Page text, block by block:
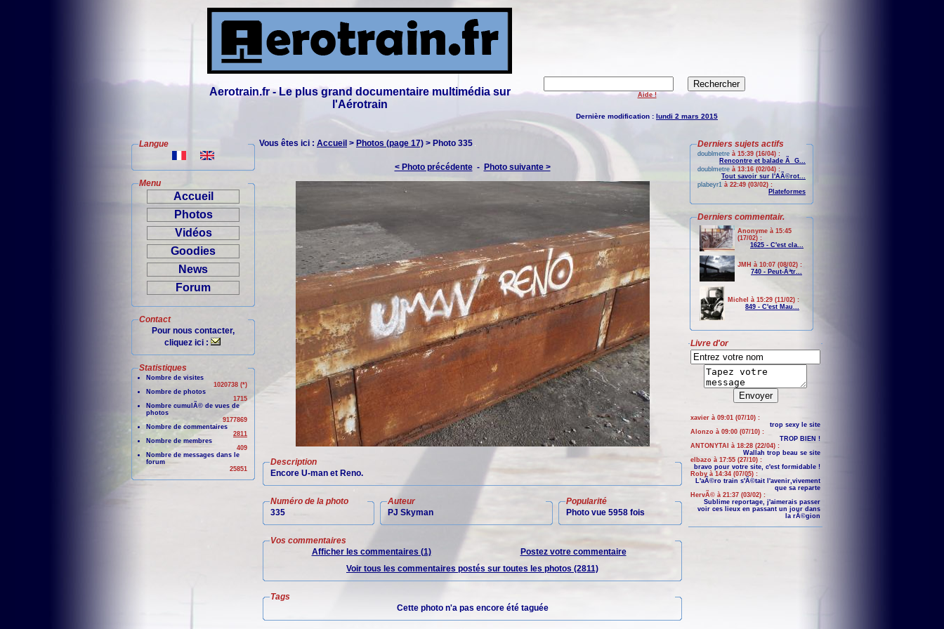
Aerotrain.fr - Le plus grand documentaire multimédia sur
l'Aérotrain
Aide !
Dernière modification : lundi 2 mars 2015
Langue
Menu
Accueil
Photos
Vidéos
Goodies
News
Forum
Contact
Pour nous contacter,
cliquez ici :
Statistiques
Nombre de visites
1020738 (*)
Nombre de photos
1715
Nombre cumulÃ© de vues de
photos
9177869
Nombre de commentaires
2811
Nombre de membres
409
Nombre de messages dans le
forum
25851
Vous êtes ici : Accueil > Photos (page 17) > Photo 335
< Photo précédente- Photo suivante >
Description
Encore U-man et Reno.
Numéro de la photo
335
Auteur
PJ Skyman
Popularité
Photo vue 5958 fois
Vos commentaires
Afficher les commentaires (1)
Postez votre commentaire
Voir tous les commentaires postés sur toutes les photos (2811)
Tags
Cette photo n'a pas encore été taguée
Derniers sujets actifs
doublmetre à 15:39 (16/04) :
Rencontre et balade Ã G...
doublmetre à 13:16 (02/04) :
Tout savoir sur l'AÃ©rot...
plabeyr1 à 22:49 (03/02) :
Plateformes
Derniers commentair.
Anonyme à 15:45
(17/02) :
1625 - C'est cla...
JMH à 10:07 (08/02) :
740 - Peut-Ãªtr...
Michel à 15:29 (11/02) :
849 - C'est Mau...
Livre d'or
xavier à 09:01 (07/10) :
trop sexy le site
Alonzo à 09:00 (07/10) :
TROP BIEN !
ANTONYTAI à 18:28 (22/04) :
Wallah trop beau se site
elbazo à 17:55 (27/10) :
bravo pour votre site, c'est formidable !
Roby à 14:34 (07/05) :
L'aÃ©ro train s'Ã©tait l'avenir,vivement
que sa reparte
HervÃ© à 21:37 (03/02) :
Sublime reportage, j'aimerais passer
voir ces lieux en passant un jour dans
la rÃ©gion